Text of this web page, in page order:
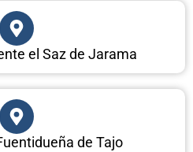
el Saz de Jarama
de Tajo